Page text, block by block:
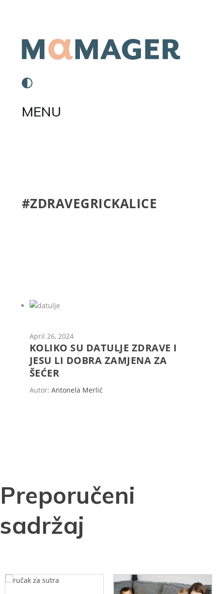
MENU
#ZDRAVEGRICKALICE
April 26, 2024
KOLIKO SU DATULJE ZDRAVE I
JESU LI DOBRA ZAMJENA ZA
ŠEĆER
Autor: Antonela Merlić
Preporučeni
sadržaj